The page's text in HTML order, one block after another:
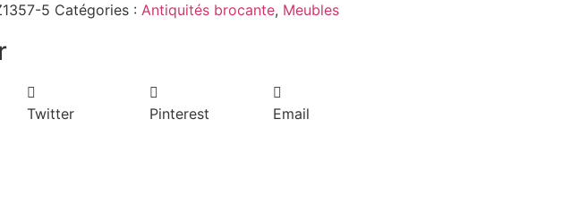
5 Catégories : Antiquités brocante, Meubles
Twitter Pinterest Email